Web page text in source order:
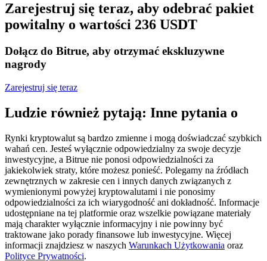
Kopiowanie Transakcji
Zostań traderem kopiującym
Zarejestruj się teraz, aby odebrać pakiet
powitalny o wartości 236 USDT
Dołącz do Bitrue, aby otrzymać ekskluzywne
nagrody
Zarejestruj się teraz
Ludzie również pytają: Inne pytania o
Rynki kryptowalut są bardzo zmienne i mogą doświadczać szybkich
wahań cen. Jesteś wyłącznie odpowiedzialny za swoje decyzje
inwestycyjne, a Bitrue nie ponosi odpowiedzialności za
jakiekolwiek straty, które możesz ponieść. Polegamy na źródłach
zewnętrznych w zakresie cen i innych danych związanych z
wymienionymi powyżej kryptowalutami i nie ponosimy
odpowiedzialności za ich wiarygodność ani dokładność. Informacje
udostępniane na tej platformie oraz wszelkie powiązane materiały
mają charakter wyłącznie informacyjny i nie powinny być
traktowane jako porady finansowe lub inwestycyjne. Więcej
informacji znajdziesz w naszych Warunkach Użytkowania oraz
Polityce Prywatności.